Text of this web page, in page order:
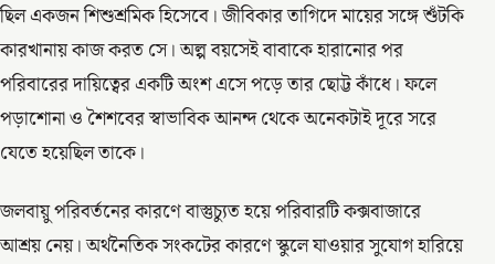
ছিল একজন শিশুশ্রমিক হিসেবে। জীবিকার তাগিদে মায়ের সঙ্গে শুঁটকি
কারখানায় কাজ করত সে। অল্প বয়সেই বাবাকে হারানোর পর
পরিবারের দায়িত্বের একটি অংশ এসে পড়ে তার ছোট্ট কাঁধে। ফলে
পড়াশোনা ও শৈশবের স্বাভাবিক আনন্দ থেকে অনেকটাই দূরে সরে
যেতে হয়েছিল তাকে।
জলবায়ু পরিবর্তনের কারণে বাস্তুচ্যুত হয়ে পরিবারটি কক্সবাজারে
আশ্রয় নেয়। অর্থনৈতিক সংকটের কারণে স্কুলে যাওয়ার সুযোগ হারিয়ে